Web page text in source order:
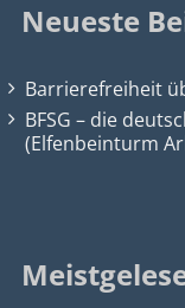
Neueste
Barrierefreiheit
BFSG – die
(Elfenbeinturm